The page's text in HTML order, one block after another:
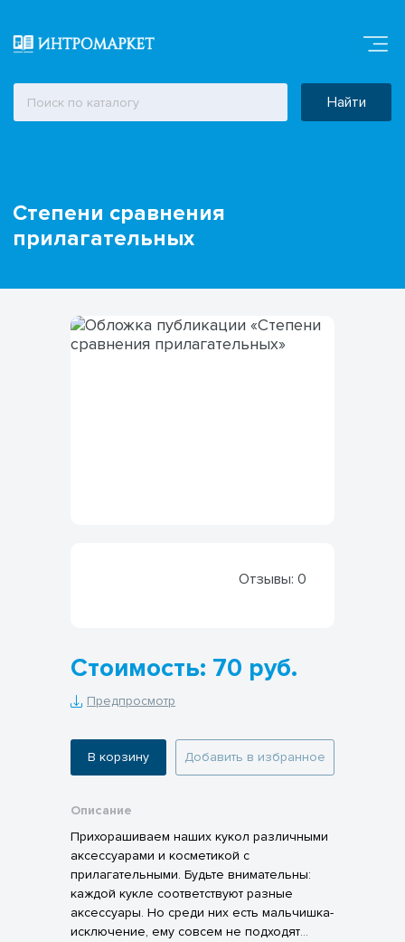
Найти
Степени сравнения
прилагательных
Отзывы: 0
Стоимость: 70 руб.
Предпросмотр
В корзину Добавить в избранное
Описание
Прихорашиваем наших кукол различными
аксессуарами и косметикой с
прилагательными. Будьте внимательны:
каждой кукле соответствуют разные
аксессуары. Но среди них есть мальчишка-
исключение, ему совсем не подходят